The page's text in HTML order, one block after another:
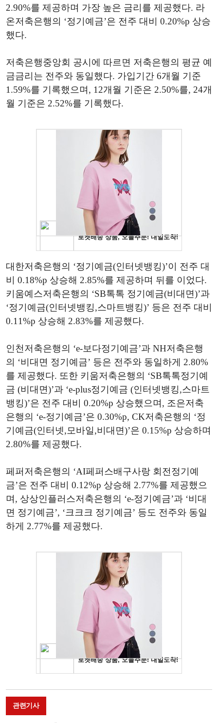
2.90%를 제공하며 가장 높은 금리를 제공했다. 라
온저축은행의 ‘정기예금’은 전주 대비 0.20%p 상승
했다.
저축은행중앙회 공시에 따르면 저축은행의 평균 예
금금리는 전주와 동일했다. 가입기간 6개월 기준
1.59%를 기록했으며, 12개월 기준은 2.50%를, 24개
월 기준은 2.52%를 기록했다.
대한저축은행의 ‘정기예금(인터넷뱅킹)’이 전주 대
비 0.18%p 상승해 2.85%를 제공하며 뒤를 이었다.
키움예스저축은행의 ‘SB톡톡 정기예금(비대면)’과
‘정기예금(인터넷뱅킹,스마트뱅킹)’ 등은 전주 대비
0.11%p 상승해 2.83%를 제공했다.
인천저축은행의 ‘e-보다정기예금’과 NH저축은행
의 ‘비대면 정기예금’ 등은 전주와 동일하게 2.80%
를 제공했다. 또한 키움저축은행의 ‘SB톡톡정기예
금 (비대면)’과 ‘e-plus정기예금 (인터넷뱅킹,스마트
뱅킹)’은 전주 대비 0.20%p 상승했으며, 조은저축
은행의 ‘e-정기예금’은 0.30%p, CK저축은행의 ‘정
기예금(인터넷,모바일,비대면)’은 0.15%p 상승하며
2.80%를 제공했다.
페퍼저축은행의 ‘AI페퍼스배구사랑 회전정기예
금’은 전주 대비 0.12%p 상승해 2.77%를 제공했으
며, 상상인플러스저축은행의 ‘e-정기예금’과 ‘비대
면 정기예금’, ‘크크크 정기예금’ 등도 전주와 동일
하게 2.77%를 제공했다.
관련기사